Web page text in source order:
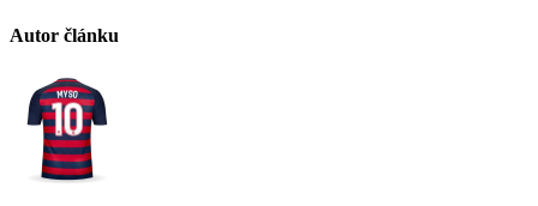
Autor článku